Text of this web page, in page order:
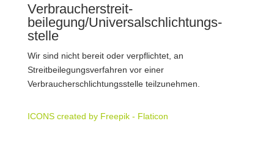
Verbraucher­streit­
beilegung/Universal­schlichtungs­
stelle
Wir sind nicht bereit oder verpflichtet, an
Streitbeilegungsverfahren vor einer
Verbraucherschlichtungsstelle teilzunehmen.
ICONS created by Freepik - Flaticon